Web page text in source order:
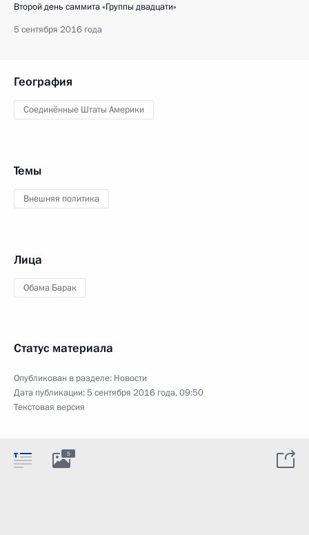
Второй день саммита «Группы двадцати»
5 сентября 2016 года
География
Соединённые Штаты Америки
Темы
Внешняя политика
Лица
Обама Барак
Статус материала
Опубликован в разделе: Новости
Дата публикации:5 сентября 2016 года, 09:50
Текстовая версия
5